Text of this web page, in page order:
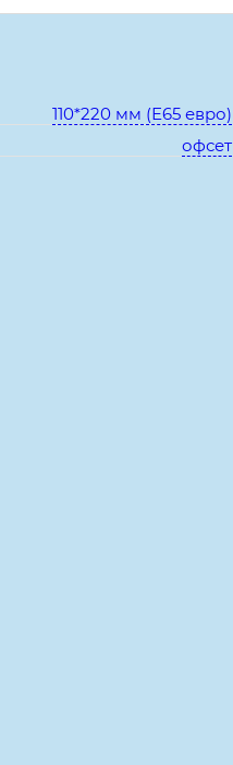
110*220 мм (Е65 евро)
офсет